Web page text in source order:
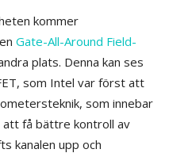
kommer
Gate-All-Around Field-
plats. Denna kan ses
som Intel var först att
som innebar
att få bättre kontroll av
kanalen upp och